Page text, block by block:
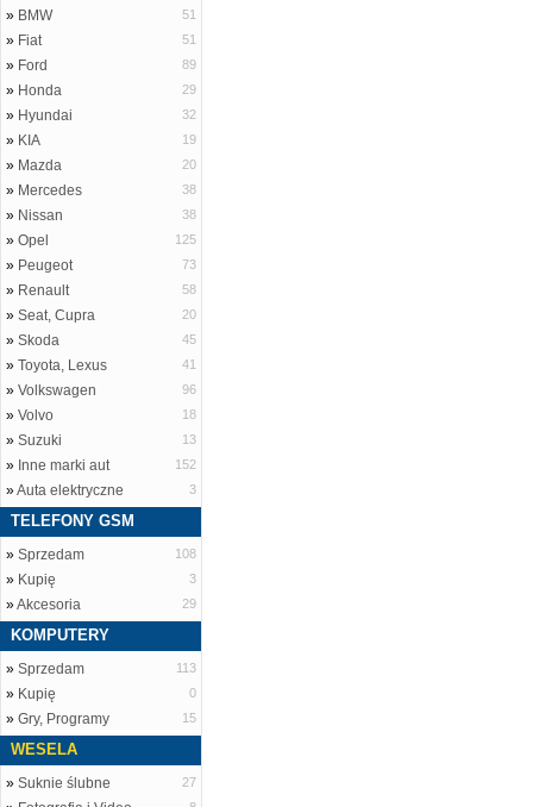
» BMW 51
» Fiat 51
» Ford 89
» Honda 29
» Hyundai 32
» KIA 19
» Mazda 20
» Mercedes 38
» Nissan 38
» Opel 125
» Peugeot 73
» Renault 58
» Seat, Cupra 20
» Skoda 45
» Toyota, Lexus 41
» Volkswagen 96
» Volvo 18
» Suzuki 13
» Inne marki aut 152
»Auta elektryczne 3
TELEFONY GSM
» Sprzedam 108
» Kupię 3
»Akcesoria 29
KOMPUTERY
» Sprzedam 113
» Kupię 0
» Gry, Programy 15
WESELA
» Suknie ślubne 27